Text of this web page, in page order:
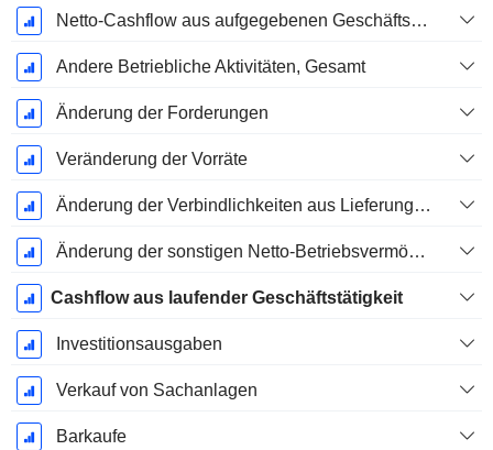
Netto-Cashflow aus aufgegebenen Geschäftsbereichen
Andere Betriebliche Aktivitäten, Gesamt
Änderung der Forderungen
Veränderung der Vorräte
Änderung der Verbindlichkeiten aus Lieferungen und Leistungen
Änderung der sonstigen Netto-Betriebsvermögen
Cashflow aus laufender Geschäftstätigkeit
Investitionsausgaben
Verkauf von Sachanlagen
Barkaufe